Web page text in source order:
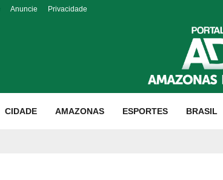
Anuncie Privacidade
CIDADE AMAZONAS ESPORTES BRASIL